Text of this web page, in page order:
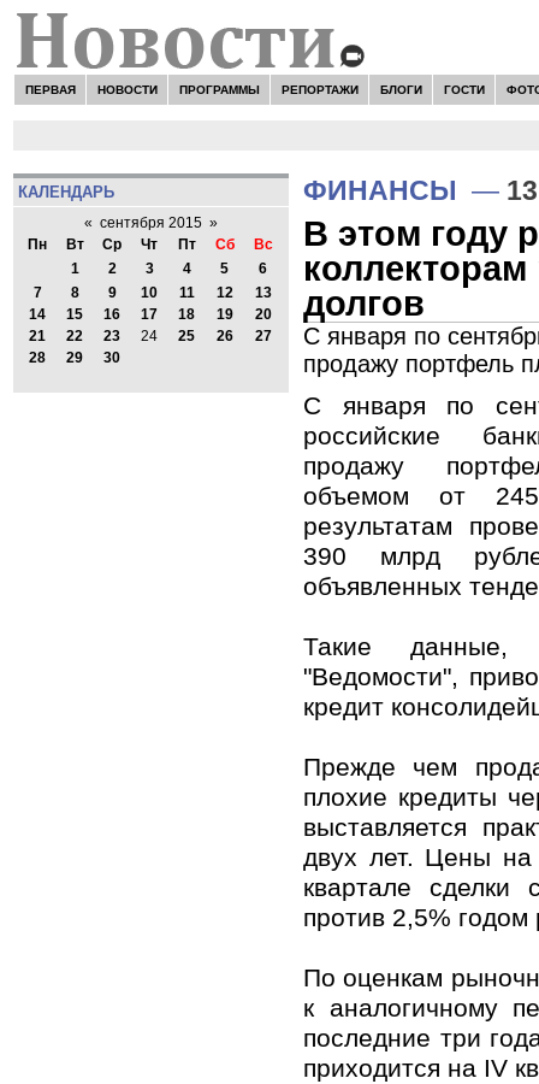
ПЕРВАЯ НОВОСТИ ПРОГРАММЫ РЕПОРТАЖИ БЛОГИ ГОСТИ
КАЛЕНДАРЬ
« сентября 2015 »
Пн
Вт Ср Чт Пт Сб
Вс
1
2 3 4 5
6
7
8 9 10 11 12
13
14
15 16 17 18 19
20
21
22 23 24 25 26
27
28
29 30
ФИНАНСЫ —
В этом году
долгов
С января по
продажу портфель
С января по
российские
продажу
объемом от
результатам
390 млрд
объявленных
Такие данные,
"Ведомости",
кредит
Прежде чем
плохие кредиты
выставляется
двух лет. Цены на
квартале
против 2,5% годом
По оценкам
к аналогичному
последние три
приходится на IV